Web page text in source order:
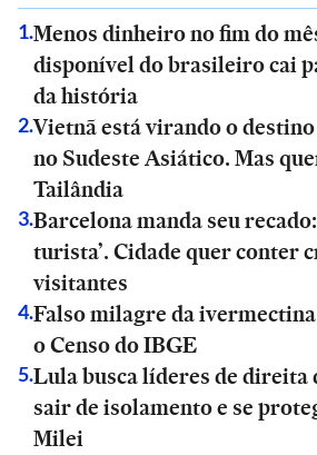
1.Menos dinheiro no fim do
disponível do brasileiro cai
da história
2.Vietnã está virando o
no Sudeste Asiático. Mas
Tailândia
3.Barcelona manda seu
turista’. Cidade quer conter
visitantes
4.Falso milagre da
o Censo do IBGE
5.Lula busca líderes de direita
sair de isolamento e se
Milei